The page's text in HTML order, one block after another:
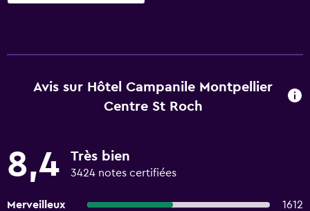
Avis sur Hôtel Campanile Montpellier
Centre St Roch
8,4 Très bien
3424 notes certifiées
Merveilleux
1612